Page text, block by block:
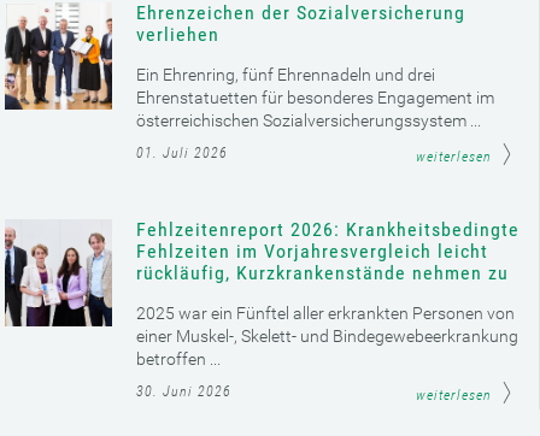
Ehrenzeichen der Sozialversicherung
verliehen
Ein Ehrenring, fünf Ehrennadeln und drei
Ehrenstatuetten für besonderes Engagement im
österreichischen Sozialversicherungssystem ...
01. Juli 2026 weiterlesen
Fehlzeitenreport 2026: Krankheitsbedingte
Fehlzeiten im Vorjahresvergleich leicht
rückläufig, Kurzkrankenstände nehmen zu
2025 war ein Fünftel aller erkrankten Personen von
einer Muskel-, Skelett- und Bindegewebeerkrankung
betroffen ...
30. Juni 2026 weiterlesen